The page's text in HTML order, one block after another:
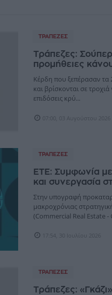
ΤΡΆΠΕΖΕΣ
Τράπεζες:
προμήθειες
Κέρδη που ξεπέρασαν τα
και βρίσκονται σε
επιδόσεις κρύ...
07:00, 03 Αυγούστου 2026
ΤΡΆΠΕΖΕΣ
ΕΤΕ: Συμφωνία
και συνεργασία
Στην υπογραφή
μακροχρόνιας
(Commercial Real Estate -
17:54, 30 Ιουλίου 2026
ΤΡΆΠΕΖΕΣ
Τράπεζες: